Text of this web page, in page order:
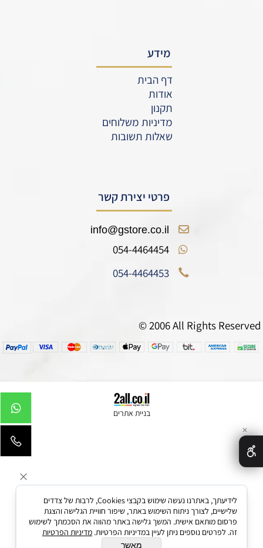
מידע
דף הבית
אודות
תקנון
מדיניות משלוחים
שאלות תשובות
פרטי יצירת קשר
info@gstore.co.il
054-4464454
054-4464453
© 2006 All Rights Reserved
בניית אתרים
✕
לידיעתך, באתרנו נעשה שימוש בקבצי Cookies, לרבות של צדדים
שלישיים, לצורך ניתוח השימוש באתר, שיפור חוויית הגלישה והצגת
פרסום מותאם אישית. המשך גלישה באתר מהווה את הסכמתך לשימוש
זה. לפרטים נוספים ניתן לעיין במדיניות הפרטיות. מדיניות הפרטיות
מאשר